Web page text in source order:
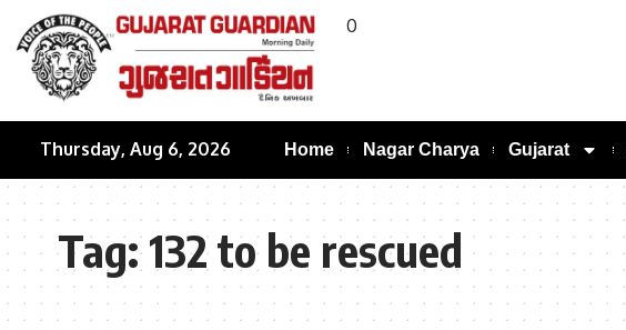
0
Thursday, Aug 6, 2026 Home Nagar Charya Gujarat
Tag:132 to be rescued